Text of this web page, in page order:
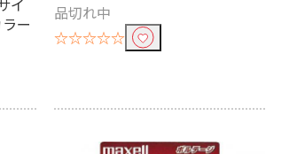
イ
ー
品切れ中
☆☆☆☆☆
単3形 充電池